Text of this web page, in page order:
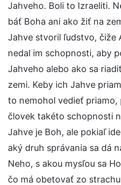
Jahveho. Boli to Izraeliti.
báť Boha ani ako žiť na
Jahve stvoril ľudstvo, čiže
nedal im schopnosti, aby
Jahveho alebo ako sa
zemi. Keby ich Jahve
to nemohol vedieť priamo,
človek takéto schopnosti
Jahve je Boh, ale pokiaľ
aký druh správania sa dá
Neho, s akou mysľou sa
čo má obetovať zo